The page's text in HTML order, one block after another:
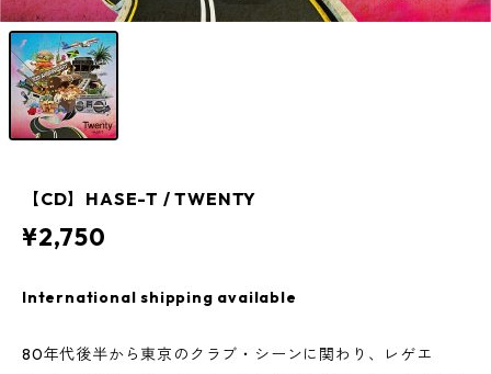
【CD】HASE-T / TWENTY
¥2,750
International shipping available
80年代後半から東京のクラブ・シーンに関わり、レゲエ